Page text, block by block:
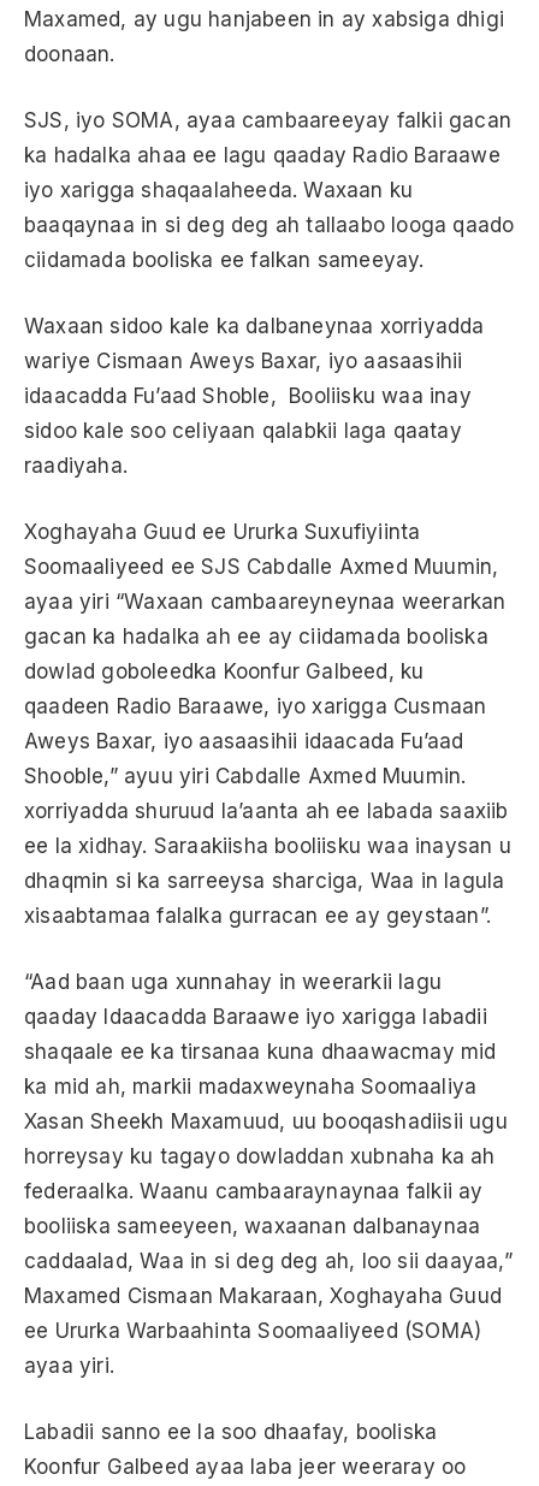
Maxamed, ay ugu hanjabeen in ay xabsiga dhigi
doonaan.
SJS, iyo SOMA, ayaa cambaareeyay falkii gacan
ka hadalka ahaa ee lagu qaaday Radio Baraawe
iyo xarigga shaqaalaheeda. Waxaan ku
baaqaynaa in si deg deg ah tallaabo looga qaado
ciidamada booliska ee falkan sameeyay.
Waxaan sidoo kale ka dalbaneynaa xorriyadda
wariye Cismaan Aweys Baxar, iyo aasaasihii
idaacadda Fu’aad Shoble, Booliisku waa inay
sidoo kale soo celiyaan qalabkii laga qaatay
raadiyaha.
Xoghayaha Guud ee Ururka Suxufiyiinta
Soomaaliyeed ee SJS Cabdalle Axmed Muumin,
ayaa yiri “Waxaan cambaareyneynaa weerarkan
gacan ka hadalka ah ee ay ciidamada booliska
dowlad goboleedka Koonfur Galbeed, ku
qaadeen Radio Baraawe, iyo xarigga Cusmaan
Aweys Baxar, iyo aasaasihii idaacada Fu’aad
Shooble,” ayuu yiri Cabdalle Axmed Muumin.
xorriyadda shuruud la’aanta ah ee labada saaxiib
ee la xidhay. Saraakiisha booliisku waa inaysan u
dhaqmin si ka sarreeysa sharciga, Waa in lagula
xisaabtamaa falalka gurracan ee ay geystaan”.
“Aad baan uga xunnahay in weerarkii lagu
qaaday Idaacadda Baraawe iyo xarigga labadii
shaqaale ee ka tirsanaa kuna dhaawacmay mid
ka mid ah, markii madaxweynaha Soomaaliya
Xasan Sheekh Maxamuud, uu booqashadiisii ​​ugu
horreysay ku tagayo dowladdan xubnaha ka ah
federaalka. Waanu cambaaraynaynaa falkii ay
booliiska sameeyeen, waxaanan dalbanaynaa
caddaalad, Waa in si deg deg ah, loo sii daayaa,”
Maxamed Cismaan Makaraan, Xoghayaha Guud
ee Ururka Warbaahinta Soomaaliyeed (SOMA)
ayaa yiri.
Labadii sanno ee la soo dhaafay, booliska
Koonfur Galbeed ayaa laba jeer weeraray oo